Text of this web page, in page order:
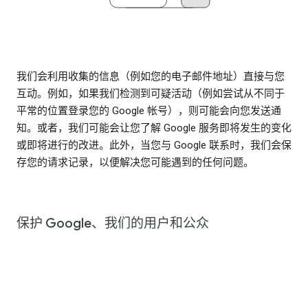
我们会利用收集的信息（例如您的电子邮件地址）直接与您
互动。例如，如果我们检测到可疑活动（例如尝试从不同于
平常的位置登录您的 Google 帐号），则可能会向您发送通
知。或者，我们可能会让您了解 Google 服务即将发生的变化
或即将进行的改进。此外，当您与 Google 联系时，我们会保
存您的请求记录，以便解决您可能遇到的任何问题。
保护 Google、我们的用户和公众